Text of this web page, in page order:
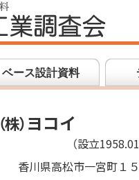
ベース設計資料
（株）ヨコイ
（設立1958.01
香川県高松市一宮町１